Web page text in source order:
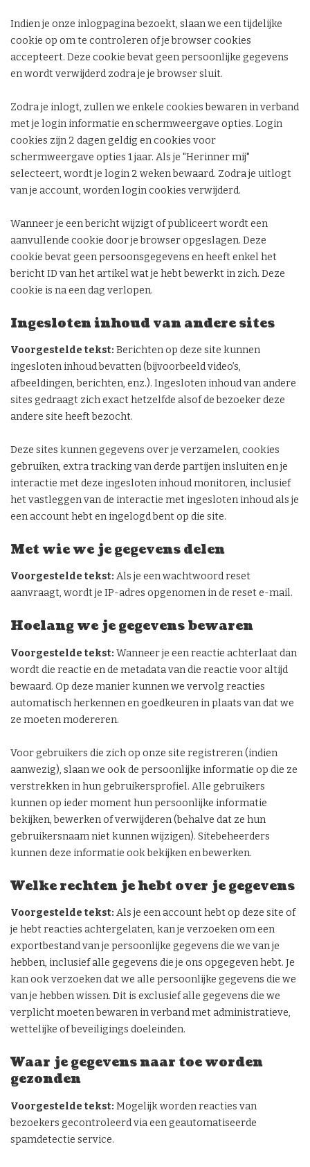
Indien je onze inlogpagina bezoekt, slaan we een tijdelijke
cookie op om te controleren of je browser cookies
accepteert. Deze cookie bevat geen persoonlijke gegevens
en wordt verwijderd zodra je je browser sluit.
Zodra je inlogt, zullen we enkele cookies bewaren in verband
met je login informatie en schermweergave opties. Login
cookies zijn 2 dagen geldig en cookies voor
schermweergave opties 1 jaar. Als je "Herinner mij"
selecteert, wordt je login 2 weken bewaard. Zodra je uitlogt
van je account, worden login cookies verwijderd.
Wanneer je een bericht wijzigt of publiceert wordt een
aanvullende cookie door je browser opgeslagen. Deze
cookie bevat geen persoonsgegevens en heeft enkel het
bericht ID van het artikel wat je hebt bewerkt in zich. Deze
cookie is na een dag verlopen.
Ingesloten inhoud van andere sites
Voorgestelde tekst: Berichten op deze site kunnen
ingesloten inhoud bevatten (bijvoorbeeld video’s,
afbeeldingen, berichten, enz.). Ingesloten inhoud van andere
sites gedraagt zich exact hetzelfde alsof de bezoeker deze
andere site heeft bezocht.
Deze sites kunnen gegevens over je verzamelen, cookies
gebruiken, extra tracking van derde partijen insluiten en je
interactie met deze ingesloten inhoud monitoren, inclusief
het vastleggen van de interactie met ingesloten inhoud als je
een account hebt en ingelogd bent op die site.
Met wie we je gegevens delen
Voorgestelde tekst: Als je een wachtwoord reset
aanvraagt, wordt je IP-adres opgenomen in de reset e-mail.
Hoelang we je gegevens bewaren
Voorgestelde tekst: Wanneer je een reactie achterlaat dan
wordt die reactie en de metadata van die reactie voor altijd
bewaard. Op deze manier kunnen we vervolg reacties
automatisch herkennen en goedkeuren in plaats van dat we
ze moeten modereren.
Voor gebruikers die zich op onze site registreren (indien
aanwezig), slaan we ook de persoonlijke informatie op die ze
verstrekken in hun gebruikersprofiel. Alle gebruikers
kunnen op ieder moment hun persoonlijke informatie
bekijken, bewerken of verwijderen (behalve dat ze hun
gebruikersnaam niet kunnen wijzigen). Sitebeheerders
kunnen deze informatie ook bekijken en bewerken.
Welke rechten je hebt over je gegevens
Voorgestelde tekst: Als je een account hebt op deze site of
je hebt reacties achtergelaten, kan je verzoeken om een
exportbestand van je persoonlijke gegevens die we van je
hebben, inclusief alle gegevens die je ons opgegeven hebt. Je
kan ook verzoeken dat we alle persoonlijke gegevens die we
van je hebben wissen. Dit is exclusief alle gegevens die we
verplicht moeten bewaren in verband met administratieve,
wettelijke of beveiligings doeleinden.
Waar je gegevens naar toe worden
gezonden
Voorgestelde tekst: Mogelijk worden reacties van
bezoekers gecontroleerd via een geautomatiseerde
spamdetectie service.